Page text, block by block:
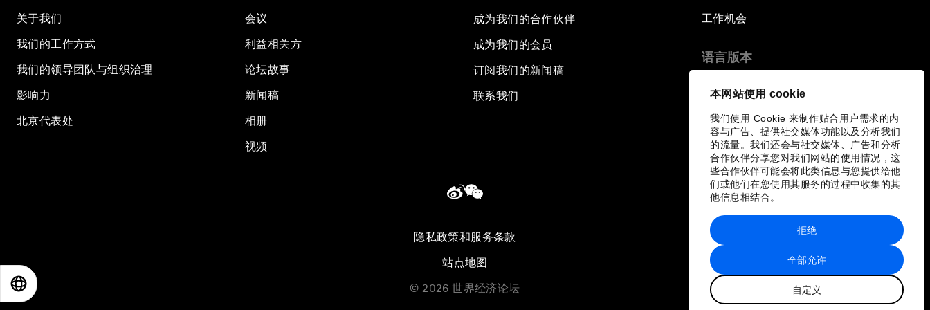
本网站使用 cookie
我们使用 Cookie 来制作贴合用户需求的内
容与广告、提供社交媒体功能以及分析我们
的流量。我们还会与社交媒体、广告和分析
合作伙伴分享您对我们网站的使用情况，这
些合作伙伴可能会将此类信息与您提供给他
们或他们在您使用其服务的过程中收集的其
他信息相结合。
全部允许
自定义
拒绝
关于我们
我们的工作方式
我们的领导团队与组织治理
影响力
北京代表处
会议
利益相关方
论坛故事
新闻稿
相册
视频
成为我们的合作伙伴
成为我们的会员
订阅我们的新闻稿
联系我们
工作机会
语言版本
隐私政策和服务条款
站点地图
© 2026 世界经济论坛